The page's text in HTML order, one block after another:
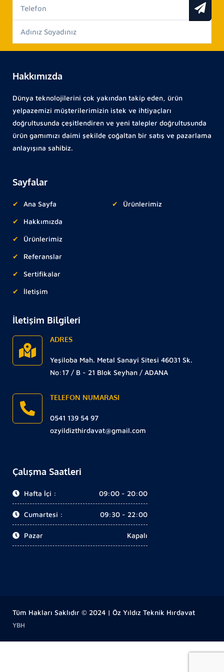
Hakkımızda
Dünya teknolojilerini çok yakından takip eden, ürün
yelpazemizi müşterilerimizin istek ve ihtiyaçları
doğrultusunda çeşitlendiren ve yeni talepler doğrultusunda
ürün gamımızı daimi şekilde çoğaltan bir satış ve pazarlama
anlayışına sahibiz.
Sayfalar
Ana Sayfa
Hakkımızda
Ürünlerimiz
Referanslar
Sertifikalar
İletişim
Ürünlerimiz
İletişim Bilgileri
ADRES
Yeşiloba Mah. Metal Sanayi Sitesi 46031 Sk.
No:17 / B - 21 Blok Seyhan / ADANA
TELEFON NUMARASI
0541 139 54 97
ozyildizthirdavat@gmail.com
Çalışma Saatleri
Hafta İçi : 09:00 - 20:00
Cumartesi : 09:30 - 22:00
Pazar Kapalı
Tüm Hakları Saklıdır © 2024 | Öz Yıldız Teknik Hırdavat
YBH